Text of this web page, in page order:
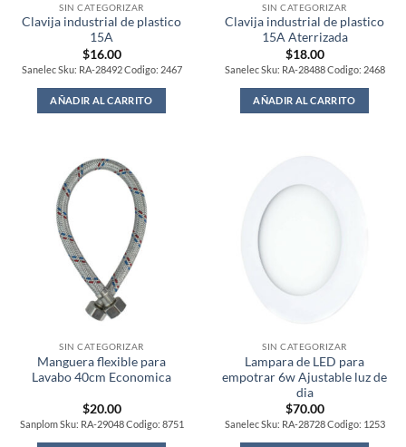
SIN CATEGORIZAR
Clavija industrial de plastico
15A
$16.00
Sanelec Sku: RA-28492 Codigo: 2467
AÑADIR AL CARRITO
SIN CATEGORIZAR
Clavija industrial de plastico
15A Aterrizada
$18.00
Sanelec Sku: RA-28488 Codigo: 2468
AÑADIR AL CARRITO
SIN CATEGORIZAR
Manguera flexible para
Lavabo 40cm Economica
$20.00
Sanplom Sku: RA-29048 Codigo: 8751
SIN CATEGORIZAR
Lampara de LED para
empotrar 6w Ajustable luz de
dia
$70.00
Sanelec Sku: RA-28728 Codigo: 1253